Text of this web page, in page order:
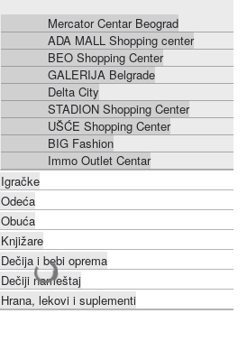
Mercator Centar Beograd
ADA MALL Shopping center
BEO Shopping Center
GALERIJA Belgrade
Delta City
STADION Shopping Center
UŠĆE Shopping Center
BIG Fashion
Immo Outlet Centar
Igračke
Odeća
Obuća
Knjižare
Dečija i bebi oprema
Dečiji nameštaj
Hrana, lekovi i suplementi